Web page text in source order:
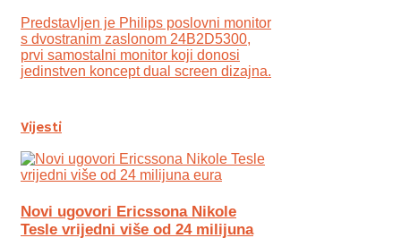
Predstavljen je Philips poslovni monitor
s dvostranim zaslonom 24B2D5300,
prvi samostalni monitor koji donosi
jedinstven koncept dual screen dizajna.
Vijesti
Novi ugovori Ericssona Nikole
Tesle vrijedni više od 24 milijuna